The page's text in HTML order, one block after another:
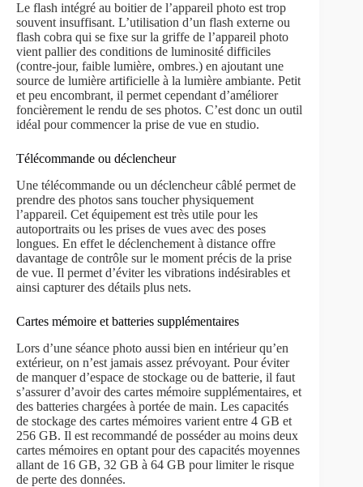
Le flash intégré au boitier de l’appareil photo est trop
souvent insuffisant. L’utilisation d’un flash externe ou
flash cobra qui se fixe sur la griffe de l’appareil photo
vient pallier des conditions de luminosité difficiles
(contre-jour, faible lumière, ombres.) en ajoutant une
source de lumière artificielle à la lumière ambiante. Petit
et peu encombrant, il permet cependant d’améliorer
foncièrement le rendu de ses photos. C’est donc un outil
idéal pour commencer la prise de vue en studio.
Télécommande ou déclencheur
Une télécommande ou un déclencheur câblé permet de
prendre des photos sans toucher physiquement
l’appareil. Cet équipement est très utile pour les
autoportraits ou les prises de vues avec des poses
longues. En effet le déclenchement à distance offre
davantage de contrôle sur le moment précis de la prise
de vue. Il permet d’éviter les vibrations indésirables et
ainsi capturer des détails plus nets.
Cartes mémoire et batteries supplémentaires
Lors d’une séance photo aussi bien en intérieur qu’en
extérieur, on n’est jamais assez prévoyant. Pour éviter
de manquer d’espace de stockage ou de batterie, il faut
s’assurer d’avoir des cartes mémoire supplémentaires, et
des batteries chargées à portée de main. Les capacités
de stockage des cartes mémoires varient entre 4 GB et
256 GB. Il est recommandé de posséder au moins deux
cartes mémoires en optant pour des capacités moyennes
allant de 16 GB, 32 GB à 64 GB pour limiter le risque
de perte des données.